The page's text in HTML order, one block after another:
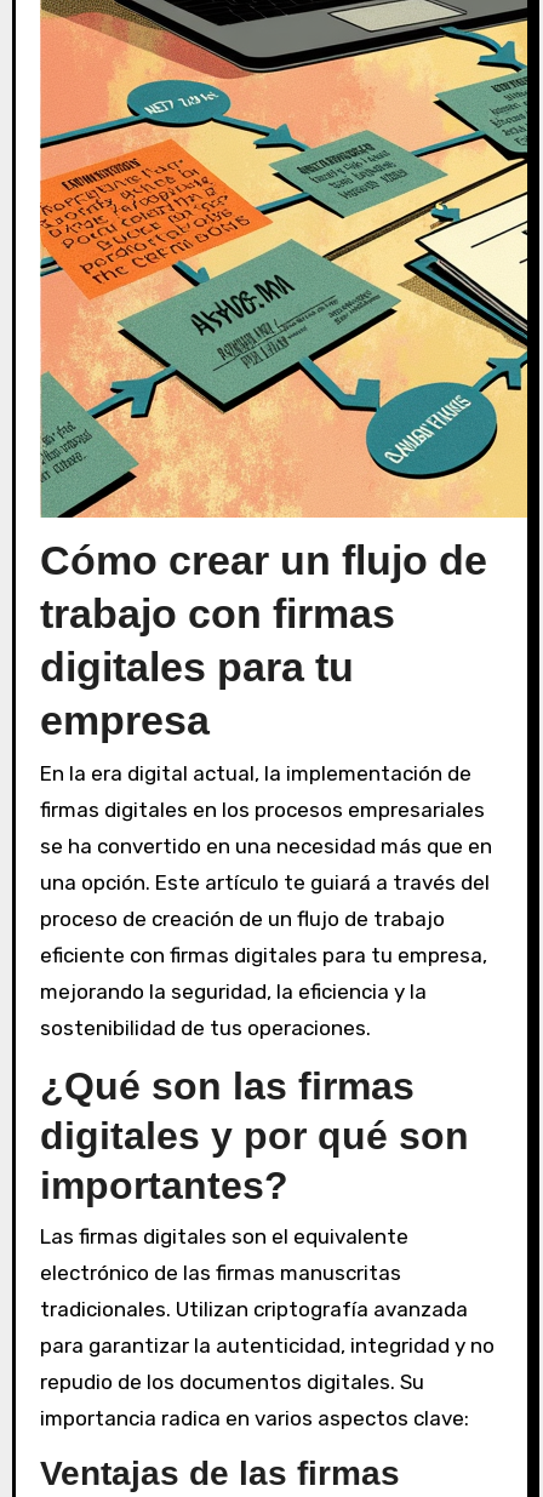
Cómo crear un flujo de
trabajo con firmas
digitales para tu
empresa
En la era digital actual, la implementación de
firmas digitales en los procesos empresariales
se ha convertido en una necesidad más que en
una opción. Este artículo te guiará a través del
proceso de creación de un flujo de trabajo
eficiente con firmas digitales para tu empresa,
mejorando la seguridad, la eficiencia y la
sostenibilidad de tus operaciones.
¿Qué son las firmas
digitales y por qué son
importantes?
Las firmas digitales son el equivalente
electrónico de las firmas manuscritas
tradicionales. Utilizan criptografía avanzada
para garantizar la autenticidad, integridad y no
repudio de los documentos digitales. Su
importancia radica en varios aspectos clave:
Ventajas de las firmas